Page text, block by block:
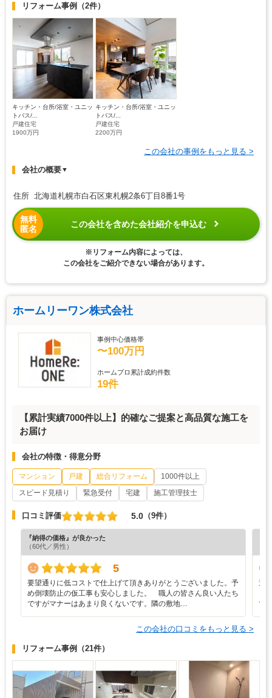
リフォーム事例 （2件）
キッチン・台所/浴室・ユニッ
トバス/...
戸建住宅
1900万円
キッチン・台所/浴室・ユニッ
トバス/...
戸建住宅
2200万円
この会社の事例をもっと見る >
会社の概要▼
住所 北海道札幌市白石区東札幌2条6丁目8番1号
無料
匿名
この会社を含めた会社紹介を申込む
※リフォーム内容によっては、
この会社をご紹介できない場合があります。
ホームリーワン株式会社
事例中心価格帯
〜100万円
ホームプロ累計成約件数
19件
【累計実績7000件以上】的確なご提案と高品質な施工を
お届け
会社の特徴・得意分野
マンション 戸建 総合リフォーム
1000件以上
スピード見積り
緊急受付 宅建 施工管理技士
口コミ評価 5.0 （9件）
『納得の価格』が良かった
（60代／男性）
5
要望通りに低コストで仕上げて頂きありがとうございました。予
め倒壊防止の仮工事も安心しました。 職人の皆さん良い人たち
ですがマナーはあまり良くないです。隣の敷地…
遠
て
この会社の口コミをもっと見る >
リフォーム事例 （21件）